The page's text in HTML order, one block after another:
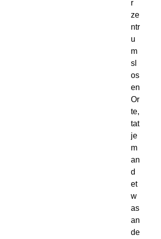
r
ze
ntr
u
m
sl
os
en
Or
te,
tat
je
m
an
d
et
w
as
an
de